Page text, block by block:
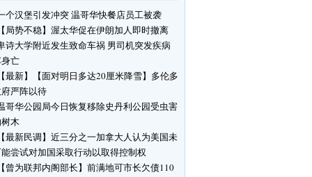
个汉堡引发冲突 温哥华快餐店员工被袭
局势不稳】渥太华促在伊朗加人即时撤离
诗大学附近发生致命车祸 男司机突发疾病
亡
最新】【面对明日多达20厘米降雪】多伦多
严阵以待
哥华公园局今日恢复移除史丹利公园受虫害
木
最新民调】近三分之一加拿大人认为美国未
尝试对加国采取行动以取得控制权
曾为联邦内阁部长】前满地可市长欠债110